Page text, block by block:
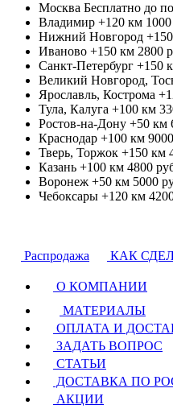
Москва Бесплатно до
Владимир +120 км
Нижний Новгород
Иваново +150 км 2800
Санкт-Петербург +150
Великий Новгород,
Ярославль, Кострома
Тула, Калуга +100 км
Ростов-на-Дону +50 км
Краснодар +100 км
Тверь, Торжок +150 км
Казань +100 км 4800
Воронеж +50 км 5000
Чебоксары +120 км
Распродажа КАК
О КОМПАНИИ
МАТЕРИАЛЫ
ОПЛАТА И
ЗАДАТЬ ВОПРОС
СТАТЬИ
ДОСТАВКА ПО
АКЦИИ